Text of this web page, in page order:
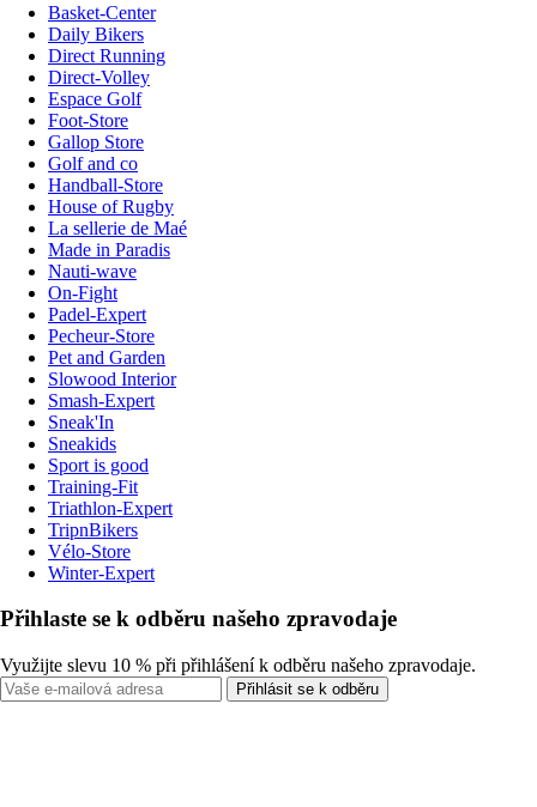
Basket-Center
Daily Bikers
Direct Running
Direct-Volley
Espace Golf
Foot-Store
Gallop Store
Golf and co
Handball-Store
House of Rugby
La sellerie de Maé
Made in Paradis
Nauti-wave
On-Fight
Padel-Expert
Pecheur-Store
Pet and Garden
Slowood Interior
Smash-Expert
Sneak'In
Sneakids
Sport is good
Training-Fit
Triathlon-Expert
TripnBikers
Vélo-Store
Winter-Expert
Přihlaste se k odběru našeho zpravodaje
Využijte slevu 10 % při přihlášení k odběru našeho zpravodaje.
Přihlásit se k odběru